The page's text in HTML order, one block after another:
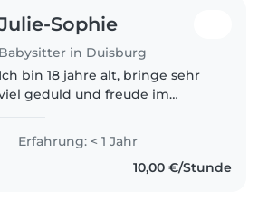
Sophie
Babysitter in Duisburg
Ich bin 18 jahre alt, bringe sehr
geduld und freude im
Alters mit. Ich bin angehende
Pflegefachkraft und habe auch
Erfahrung: < 1 Jahr
10,00 €/Stunde